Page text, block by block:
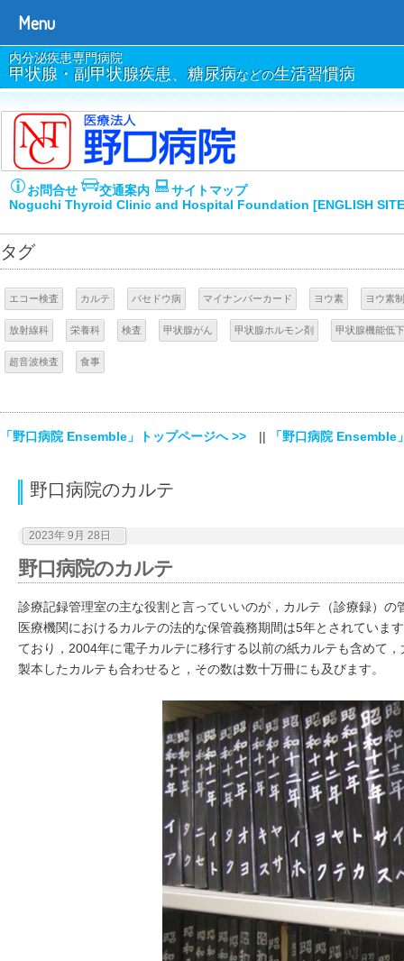
内分泌疾患専門病院
甲状腺・副甲状腺疾患、糖尿病などの生活習慣病
お問合せ 交通案内
サイトマップ
Noguchi Thyroid Clinic and Hospital Foundation [ENGLISH
タグ
エコー検査 カルテ バセドウ病 マイナンバーカード ヨウ素 ヨウ素
放射線科 栄養科 検査 甲状腺がん 甲状腺ホルモン剤 甲状腺機能低
超音波検査 食事
「野口病院 Ensemble」トップページへ >> || 「野口病院 Ensemble
野口病院のカルテ
2023年 9月 28日
野口病院のカルテ
診療記録管理室の主な役割と言っていいのが，カルテ（診療録）の
医療機関におけるカルテの法的な保管義務期間は5年とされていま
ており，2004年に電子カルテに移行する以前の紙カルテも含めて
製本したカルテも合わせると，その数は数十万冊にも及びます。
Menu